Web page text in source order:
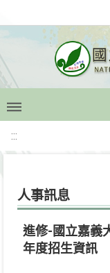
:::
人事訊息
進修-國立嘉義
年度招生資訊